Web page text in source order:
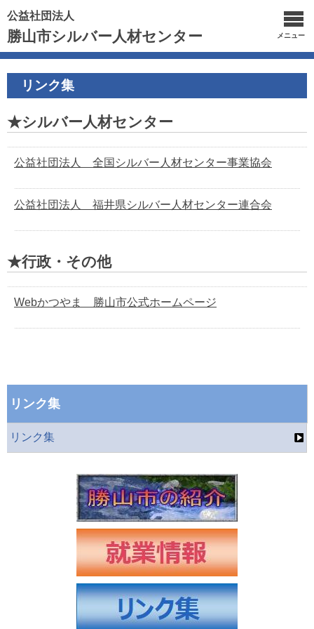
公益社団法人
勝山市シルバー人材センター メニュー
リンク集
★シルバー人材センター
公益社団法人 全国シルバー人材センター事業協会
公益社団法人 福井県シルバー人材センター連合会
★行政・その他
Webかつやま 勝山市公式ホームページ
リンク集
リンク集